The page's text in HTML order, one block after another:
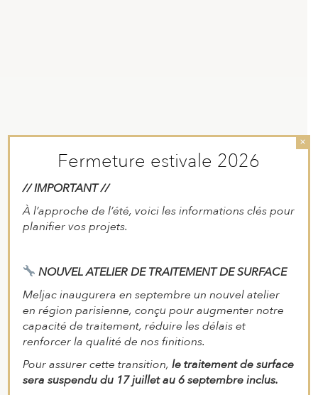
Fermeture estivale 2026
// IMPORTANT //
À l’approche de l’été, voici les informations clés pour
planifier vos projets.
NOUVEL ATELIER DE TRAITEMENT DE SURFACE
Meljac inaugurera en septembre un nouvel atelier
en région parisienne, conçu pour augmenter notre
capacité de traitement, réduire les délais et
renforcer la qualité de nos finitions.
Pour assurer cette transition, le traitement de surface
sera suspendu du 17 juillet au 6 septembre inclus.
×